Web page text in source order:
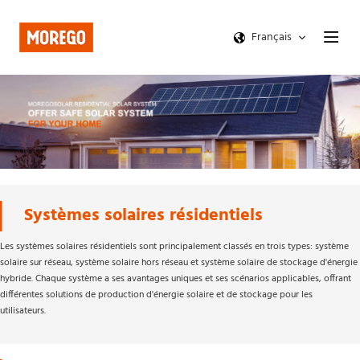
Français
Systèmes solaires résidentiels
Les systèmes solaires résidentiels sont principalement classés en trois types: système
solaire sur réseau, système solaire hors réseau et système solaire de stockage d'énergie
hybride. Chaque système a ses avantages uniques et ses scénarios applicables, offrant
différentes solutions de production d'énergie solaire et de stockage pour les
utilisateurs.